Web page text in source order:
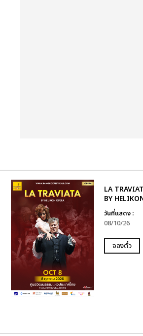
LA
BY
วันที่แสดง :
08/10/26
จองตั๋ว